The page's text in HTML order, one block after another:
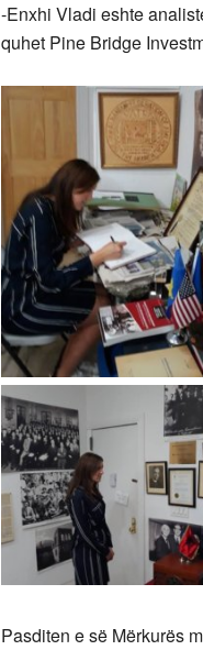
-Enxhi Vladi eshte
quhet Pine Bridge
Pasditen e së Mërkurës